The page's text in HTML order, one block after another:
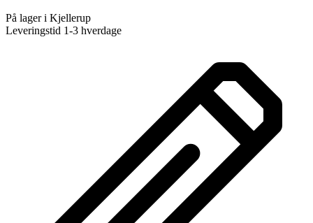
På lager i Kjellerup
Leveringstid 1-3 hverdage